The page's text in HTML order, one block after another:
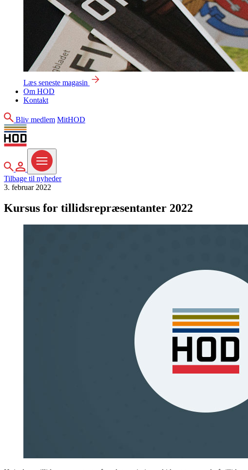
Læs seneste magasin
Om HOD
Kontakt
Søg
Bliv medlem MitHOD
MitHOD
Menu
Tilbage til nyheder
3. februar 2022
Kursus for tillidsrepræsentanter 2022